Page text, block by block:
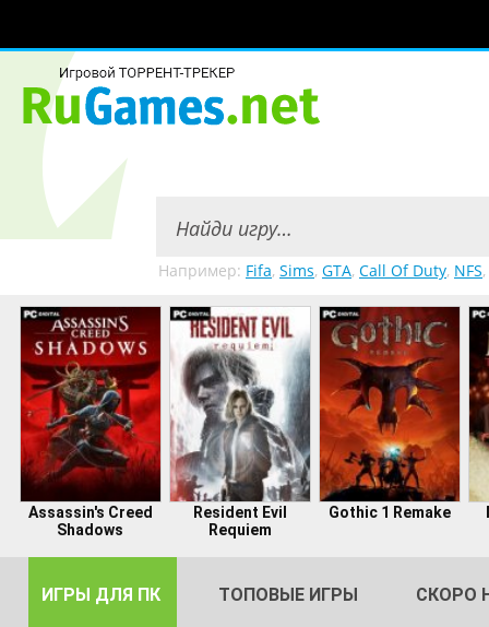
Например: Fifa, Sims, GTA, Call Of Duty, NFS,
Assassin's Creed
Shadows
Resident Evil
Requiem
Gothic 1 Remake
ИГРЫ ДЛЯ ПК ТОПОВЫЕ ИГРЫ СКОРО